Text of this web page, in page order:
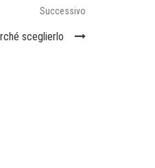
Successivo
sceglierlo